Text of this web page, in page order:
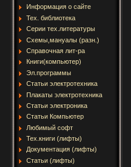
Информация о сайте
Тех. библиотека
Серии тех.литературы
Схемы,мануалы (разн.)
Справочная лит-ра
Книги(компьютер)
Эл.программы
Статьи электротехника
Плакаты электротехника
Статьи электроника
Статьи Компьютер
Любимый софт
Тех.книги (лифты)
Документация (лифты)
Статьи (лифты)